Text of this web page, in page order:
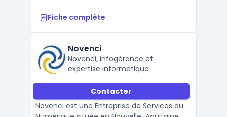
Fiche complète
Novenci
Novenci, infogérance et
expertise informatique
Contacter
Novenci est une Entreprise de Services du